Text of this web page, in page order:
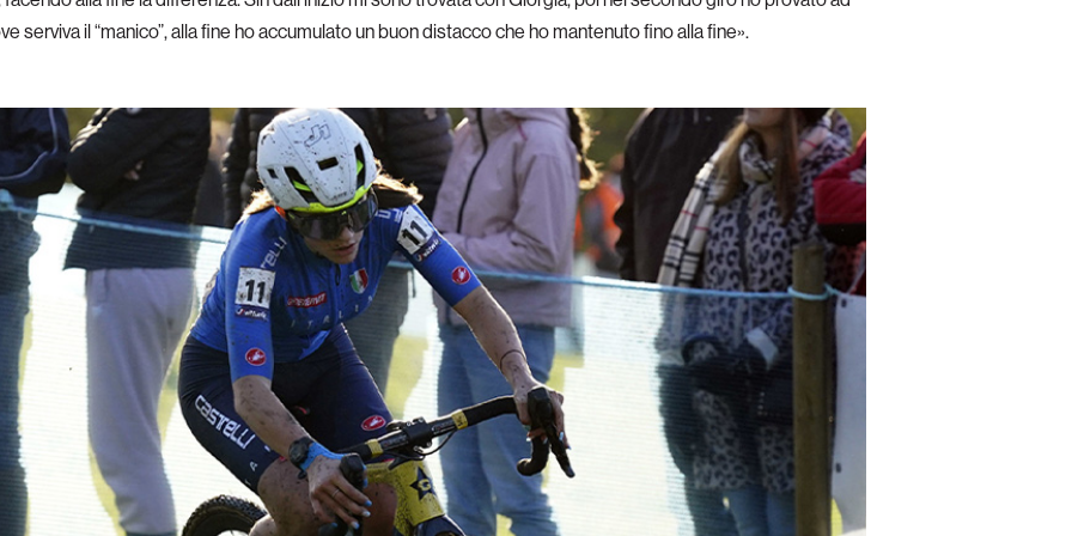
serviva il “manico”, alla fine ho accumulato un buon distacco che ho mantenuto fino alla fine».